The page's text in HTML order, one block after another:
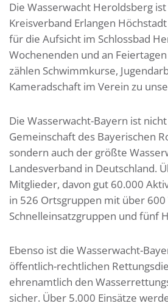
Die Wasserwacht Heroldsberg ist
Kreisverband Erlangen
für die Aufsicht im Schlossbad
Wochenenden und an
zählen Schwimmkurse,
Kameradschaft im Verein zu
Die Wasserwacht-Bayern ist
Gemeinschaft des Bayerischen
sondern auch der größte
Landesverband in Deutschland.
Mitglieder, davon gut 60.000
in 526 Ortsgruppen mit über
Schnelleinsatzgruppen und fünf
Ebenso ist die Wasserwacht-
öffentlich-rechtlichen
ehrenamtlich den
sicher. Über 5.000 Einsätze